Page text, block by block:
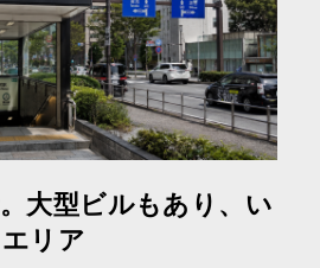
大型ビルもあり、い
リア